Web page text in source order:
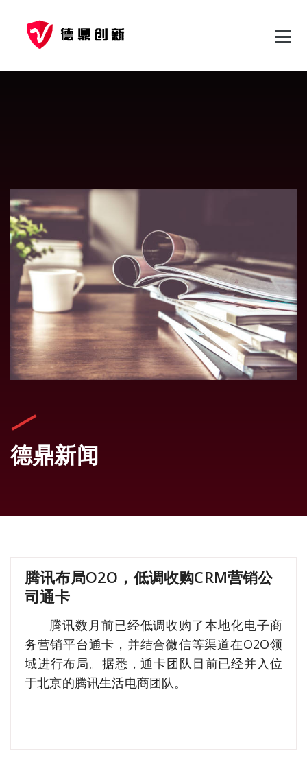
德鼎新闻
腾讯布局O2O，低调收购CRM营销公
司通卡
腾讯数月前已经低调收购了本地化电子商
务营销平台通卡，并结合微信等渠道在O2O领
域进行布局。据悉，通卡团队目前已经并入位
于北京的腾讯生活电商团队。